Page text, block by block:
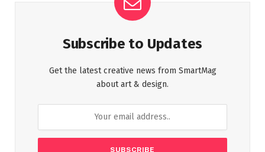
Subscribe to Updates
Get the latest creative news from SmartMag
about art & design.